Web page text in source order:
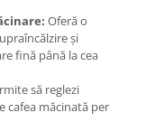
Oferă o
și
fină până la cea
să reglezi
cafea măcinată per